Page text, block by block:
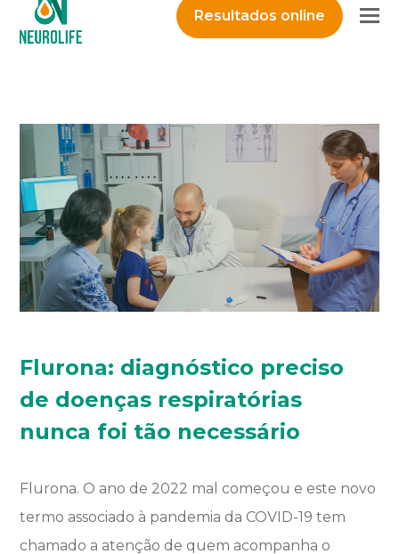
Resultados online
Flurona: diagnóstico preciso
de doenças respiratórias
nunca foi tão necessário
Flurona. O ano de 2022 mal começou e este novo
termo associado à pandemia da COVID-19 tem
chamado a atenção de quem acompanha o